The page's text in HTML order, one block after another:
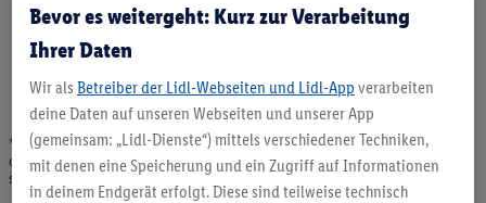
* Angebote solange Vorrat. Abgabe nur in haushaltsüblichen Mengen. Verkauf
ohne Dekoration. Die hier beworbenen Produkte, vor allem NonFood-Produkte,
sind nicht alle dauerhaft im Sortiment. Abbildungen ähnlich.
Bevor es weitergeht: Kurz zur Verarbeitung
Ihrer Daten
Wir als Betreiber der Lidl-Webseiten und Lidl-App verarbeiten
deine Daten auf unseren Webseiten und unserer App
(gemeinsam: „Lidl-Dienste“) mittels verschiedener Techniken,
mit denen eine Speicherung und ein Zugriff auf Informationen
in deinem Endgerät erfolgt. Diese sind teilweise technisch